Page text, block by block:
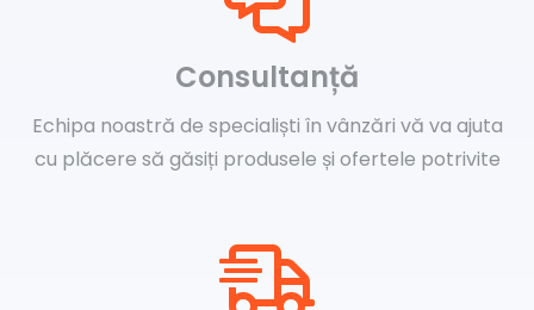
Consultanță
Echipa noastră de specialiști în vânzări vă va ajuta
cu plăcere să găsiți produsele și ofertele potrivite